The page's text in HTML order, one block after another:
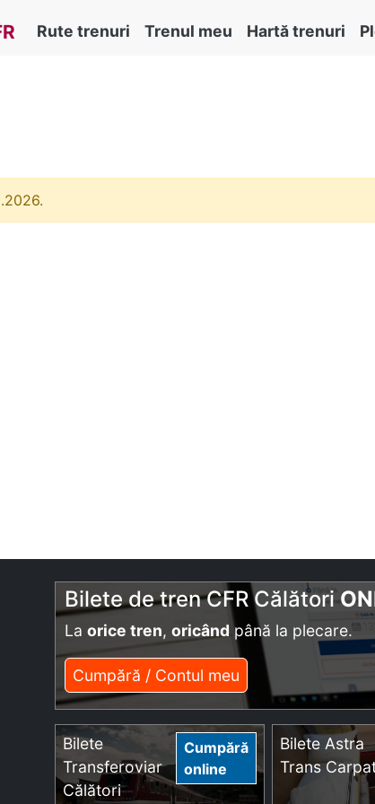
Rute trenuri Trenul meu Hartă trenuri
Bilete de tren CFR Călători
La orice tren, oricând până la plecare.
Cumpără / Contul meu
Bilete
Transferoviar
Călători
Cumpără
online
Bilete Astra
Trans